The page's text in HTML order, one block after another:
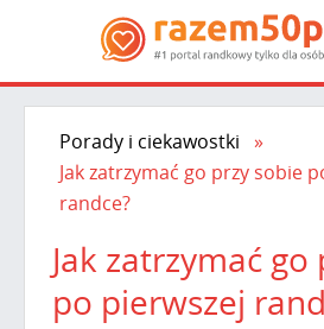
Porady i ciekawostki
Jak zatrzymać go przy sobie
randce?
Jak zatrzymać
po pierwszej